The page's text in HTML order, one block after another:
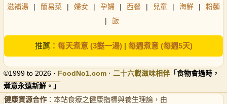
滋補湯 | 簡易菜 | 婦女 | 孕婦 | 西餐 | 兒童 | 海鮮 |
粉麵
|
飯
推薦： 每天煮意 (3餸一湯)| 每週煮意 (每週5天)
©1999 to 2026 · FoodNo1.com · 二十六載滋味相伴 「食物會過時，
煮意永遠新鮮。」
健康資源合作 ：本站食療之健康指標與養生理論，由